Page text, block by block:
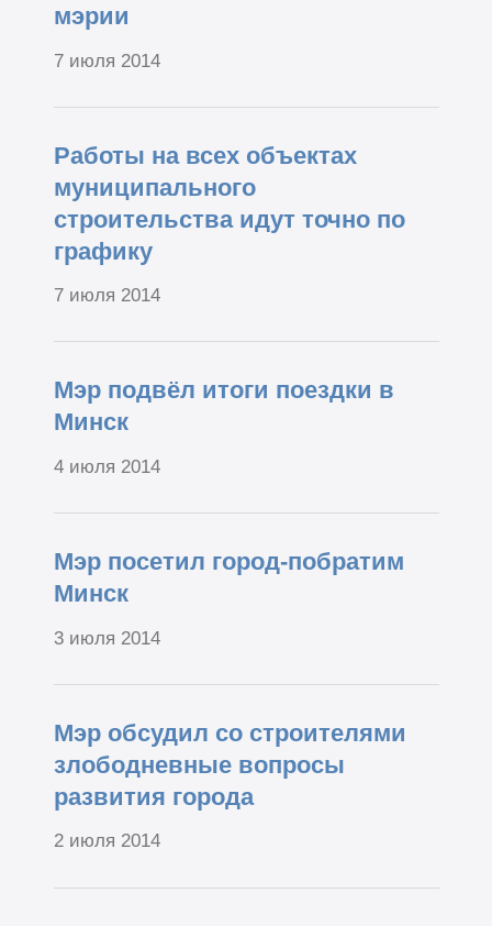
мэрии
7 июля 2014
Работы на всех объектах
муниципального
строительства идут точно по
графику
7 июля 2014
Мэр подвёл итоги поездки в
Минск
4 июля 2014
Мэр посетил город-побратим
Минск
3 июля 2014
Мэр обсудил со строителями
злободневные вопросы
развития города
2 июля 2014